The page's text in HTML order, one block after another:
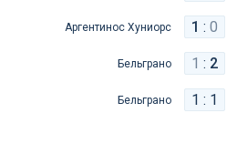
Аргентинос Хуниорс 1 : 0
Бельграно 1 : 2
Бельграно 1 : 1